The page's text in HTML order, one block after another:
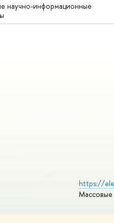
научно-информационные
https://
Массовые